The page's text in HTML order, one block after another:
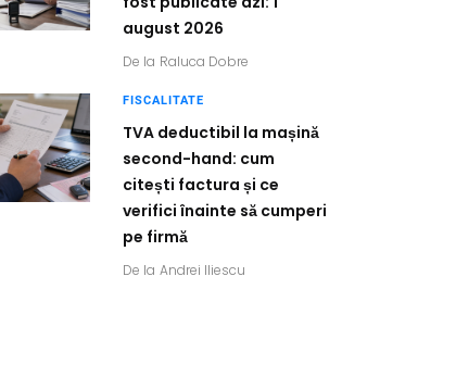
august 2026
De la Raluca Dobre
FISCALITATE
TVA deductibil la mașină
second-hand: cum
citești factura și ce
verifici înainte să cumperi
pe firmă
De la Andrei Iliescu